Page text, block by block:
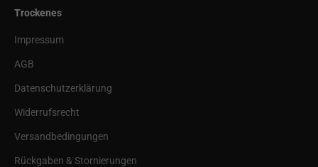
Trockenes
Impressum
AGB
Datenschutzerklärung
Widerrufsrecht
Versandbedingungen
Rückgaben & Stornierungen